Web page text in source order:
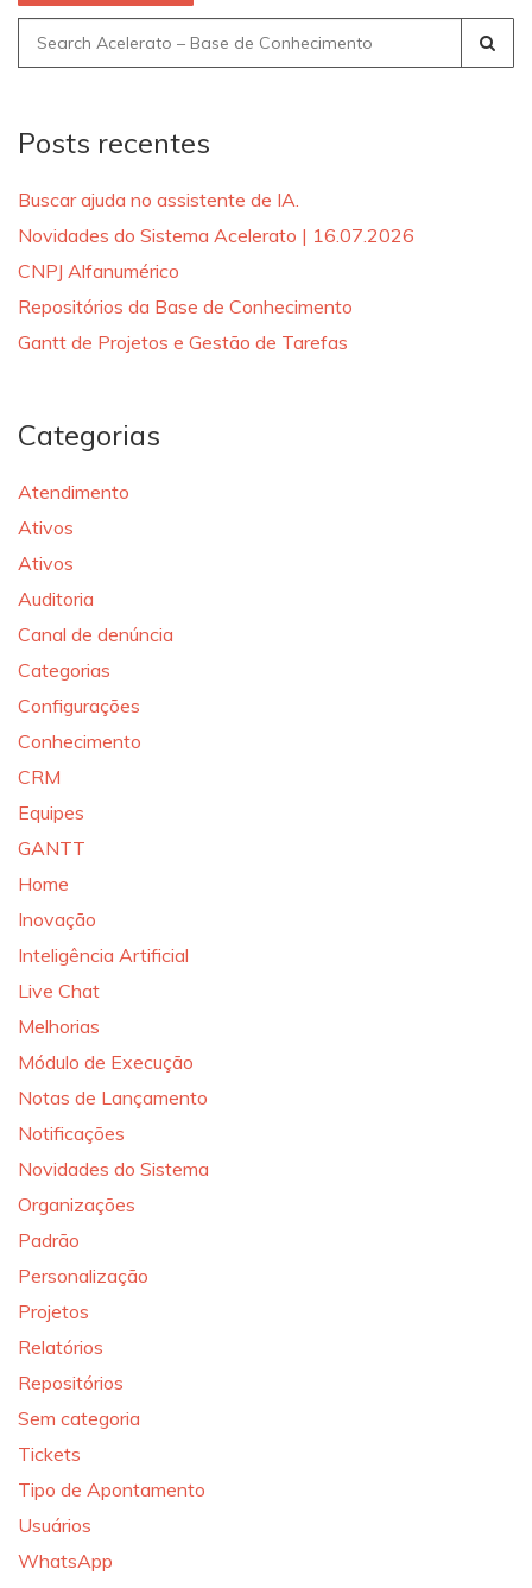
Search
for:
Posts recentes
Buscar ajuda no assistente de IA.
Novidades do Sistema Acelerato | 16.07.2026
CNPJ Alfanumérico
Repositórios da Base de Conhecimento
Gantt de Projetos e Gestão de Tarefas
Categorias
Atendimento
Ativos
Ativos
Auditoria
Canal de denúncia
Categorias
Configurações
Conhecimento
CRM
Equipes
GANTT
Home
Inovação
Inteligência Artificial
Live Chat
Melhorias
Módulo de Execução
Notas de Lançamento
Notificações
Novidades do Sistema
Organizações
Padrão
Personalização
Projetos
Relatórios
Repositórios
Sem categoria
Tickets
Tipo de Apontamento
Usuários
WhatsApp